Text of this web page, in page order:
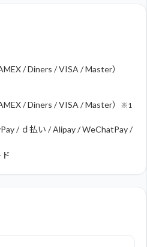
/ Diners / VISA / Master）
/ Diners / VISA / Master）
※1
/ ｄ払い / Alipay / WeChatPay /